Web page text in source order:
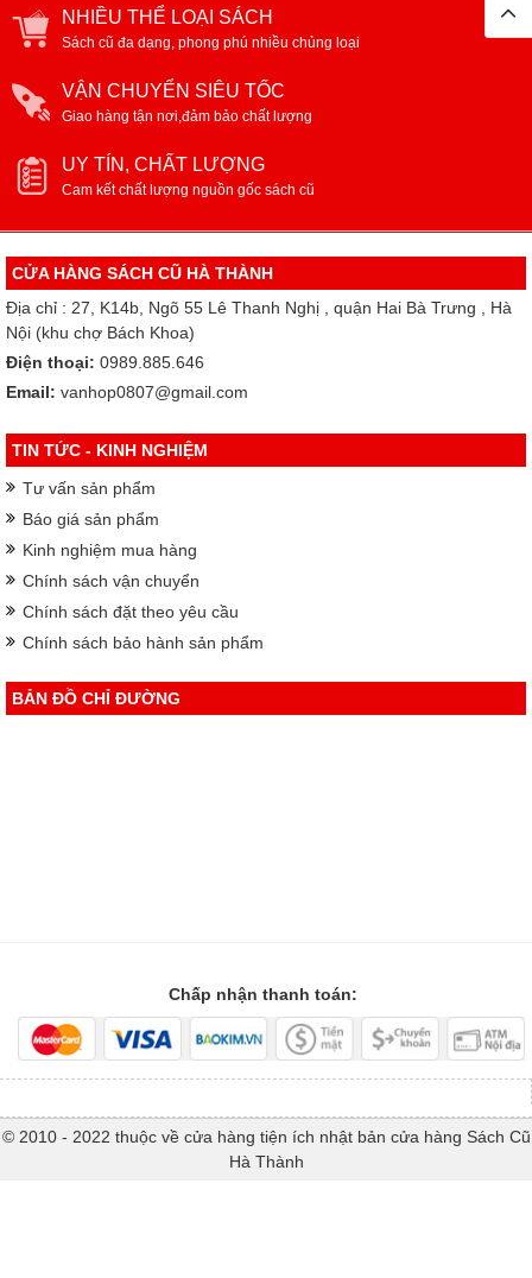
NHIỀU THỂ LOẠI SÁCH
Sách cũ đa dạng, phong phú nhiều chủng loại
VẬN CHUYỂN SIÊU TỐC
Giao hàng tận nơi,đảm bảo chất lượng
UY TÍN, CHẤT LƯỢNG
Cam kết chất lượng nguồn gốc sách cũ
CỬA HÀNG SÁCH CŨ HÀ THÀNH
Địa chỉ : 27, K14b, Ngõ 55 Lê Thanh Nghị , quận Hai Bà Trưng , Hà
Nội (khu chợ Bách Khoa)
Điện thoại: 0989.885.646
Email: vanhop0807@gmail.com
TIN TỨC - KINH NGHIỆM
Tư vấn sản phẩm
Báo giá sản phẩm
Kinh nghiệm mua hàng
Chính sách vận chuyển
Chính sách đặt theo yêu cầu
Chính sách bảo hành sản phẩm
BẢN ĐỒ CHỈ ĐƯỜNG
Chấp nhận thanh toán:
© 2010 - 2022 thuộc về cửa hàng tiện ích nhật bản cửa hàng Sách Cũ
Hà Thành